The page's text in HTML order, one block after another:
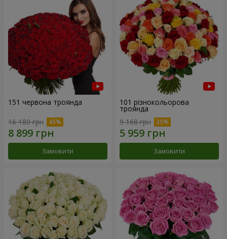
151 червона троянда
16 180 грн
Замовити
101 різнокольорова
троянда
9 168 грн
Замовити